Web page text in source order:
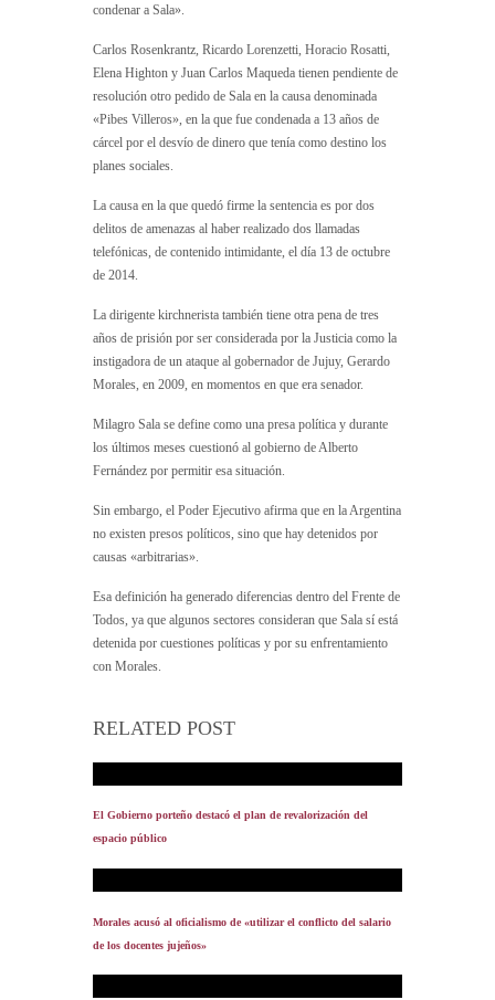
condenar a Sala».
Carlos Rosenkrantz, Ricardo Lorenzetti, Horacio Rosatti,
Elena Highton y Juan Carlos Maqueda tienen pendiente de
resolución otro pedido de Sala en la causa denominada
«Pibes Villeros», en la que fue condenada a 13 años de
cárcel por el desvío de dinero que tenía como destino los
planes sociales.
La causa en la que quedó firme la sentencia es por dos
delitos de amenazas al haber realizado dos llamadas
telefónicas, de contenido intimidante, el día 13 de octubre
de 2014.
La dirigente kirchnerista también tiene otra pena de tres
años de prisión por ser considerada por la Justicia como la
instigadora de un ataque al gobernador de Jujuy, Gerardo
Morales, en 2009, en momentos en que era senador.
Milagro Sala se define como una presa política y durante
los últimos meses cuestionó al gobierno de Alberto
Fernández por permitir esa situación.
Sin embargo, el Poder Ejecutivo afirma que en la Argentina
no existen presos políticos, sino que hay detenidos por
causas «arbitrarias».
Esa definición ha generado diferencias dentro del Frente de
Todos, ya que algunos sectores consideran que Sala sí está
detenida por cuestiones políticas y por su enfrentamiento
con Morales.
RELATED POST
El Gobierno porteño destacó el plan de revalorización del
espacio público
Morales acusó al oficialismo de «utilizar el conflicto del salario
de los docentes jujeños»